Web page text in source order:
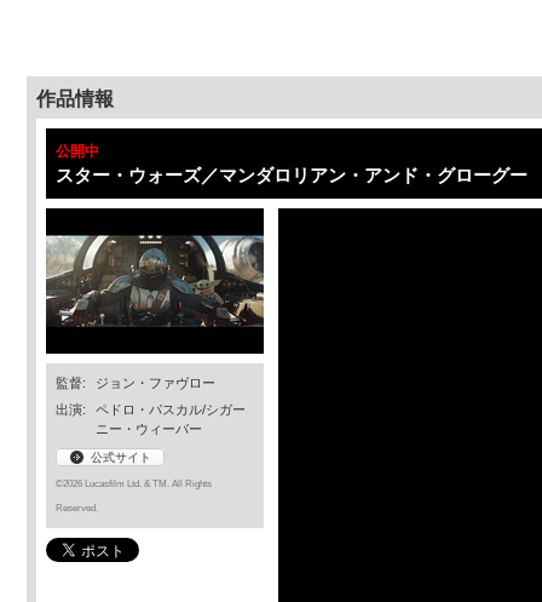
作品情報
公開中
スター・ウォーズ／マンダロリアン・アンド・グローグー
監督:
ジョン・ファヴロー
出演:
ペドロ・パスカル/シガー
ニー・ウィーバー
公式サイト
©2026 Lucasfilm Ltd. & TM. All Rights
Reserved.